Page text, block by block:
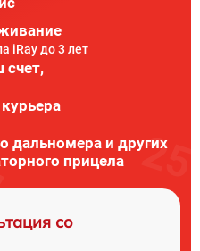
iRay до 3 лет
счет,
дальномера и других
прицела
со